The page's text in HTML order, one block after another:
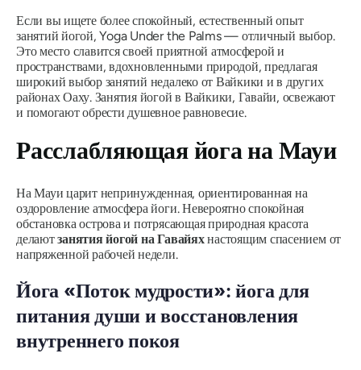
Если вы ищете более спокойный, естественный опыт
занятий йогой, Yoga Under the Palms — отличный выбор.
Это место славится своей приятной атмосферой и
пространствами, вдохновленными природой, предлагая
широкий выбор занятий недалеко от Вайкики и в других
районах Оаху. Занятия йогой в Вайкики, Гавайи, освежают
и помогают обрести душевное равновесие.
Расслабляющая йога на Мауи
На Мауи царит непринужденная, ориентированная на
оздоровление атмосфера йоги. Невероятно спокойная
обстановка острова и потрясающая природная красота
делаютзанятия йогой на Гавайяхнастоящим спасением от
напряженной рабочей недели.
Йога «Поток мудрости»: йога для
питания души и восстановления
внутреннего покоя